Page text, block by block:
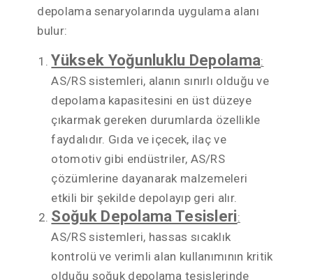
depolama senaryolarında uygulama alanı
bulur:
Yüksek Yoğunluklu Depolama:
AS/RS sistemleri, alanın sınırlı olduğu ve
depolama kapasitesini en üst düzeye
çıkarmak gereken durumlarda özellikle
faydalıdır. Gıda ve içecek, ilaç ve
otomotiv gibi endüstriler, AS/RS
çözümlerine dayanarak malzemeleri
etkili bir şekilde depolayıp geri alır.
Soğuk Depolama Tesisleri:
AS/RS sistemleri, hassas sıcaklık
kontrolü ve verimli alan kullanımının kritik
olduğu soğuk depolama tesislerinde